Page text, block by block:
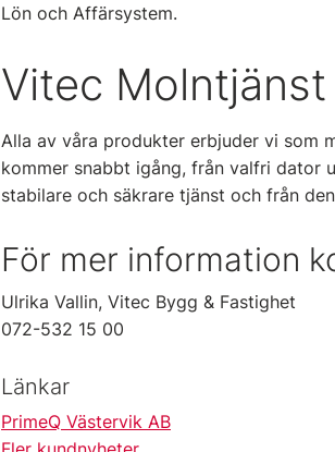
Lön och Affärsystem.
Vitec Molntjänst
Alla av våra produkter erbjuder vi som
kommer snabbt igång, från valfri dator
stabilare och säkrare tjänst och från
För mer information
Ulrika Vallin, Vitec Bygg & Fastighet
072-532 15 00
Länkar
PrimeQ Västervik AB